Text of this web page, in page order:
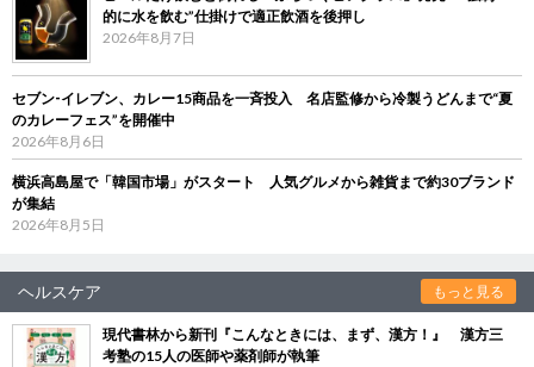
的に水を飲む”仕掛けで適正飲酒を後押し
2026年8月7日
セブン‐イレブン、カレー15商品を一斉投入 名店監修から冷製うどんまで“夏
のカレーフェス”を開催中
2026年8月6日
横浜高島屋で「韓国市場」がスタート 人気グルメから雑貨まで約30ブランド
が集結
2026年8月5日
ヘルスケア もっと見る
現代書林から新刊『こんなときには、まず、漢方！』 漢方三
考塾の15人の医師や薬剤師が執筆